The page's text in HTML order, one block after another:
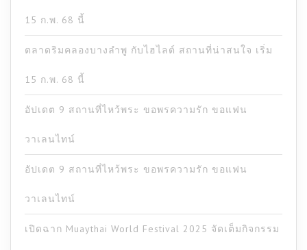
15 ก.พ. 68 นี้
ตลาดริมคลองบางลำพู กับไฮไลต์ สถานที่น่าสนใจ เริ่ม
15 ก.พ. 68 นี้
อัปเดต 9 สถานที่ไหว้พระ ขอพรความรัก ขอแฟน
วาเลนไทน์
อัปเดต 9 สถานที่ไหว้พระ ขอพรความรัก ขอแฟน
วาเลนไทน์
เปิดฉาก Muaythai World Festival 2025 จัดเต็มกิจกรรม